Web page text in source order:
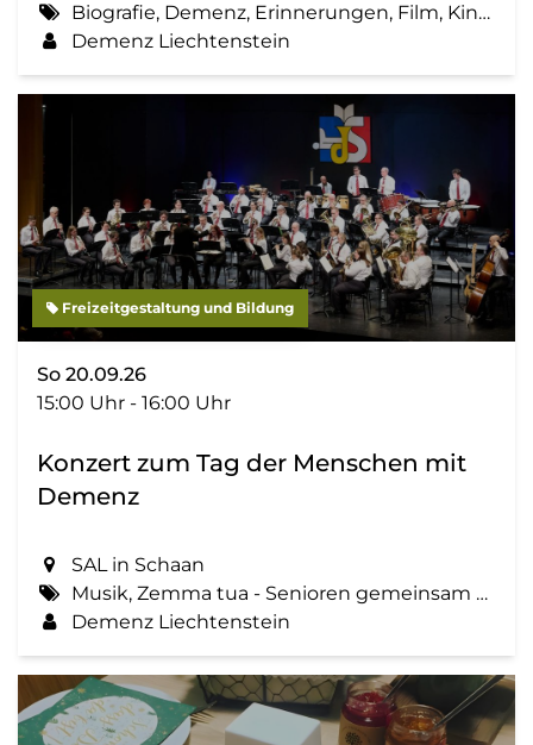
Biografie, Demenz, Erinnerungen, Film, Kino, Lebensgeschichte, Zemma tua - Senioren gemeinsam aktiv
Demenz Liechtenstein
Freizeitgestaltung und Bildung
So 20.09.26
15:00 Uhr - 16:00 Uhr
Konzert zum Tag der Menschen mit
Demenz
SAL in Schaan
Musik, Zemma tua - Senioren gemeinsam aktiv, Konzert, Tag der Menschen mit Demenz
Demenz Liechtenstein